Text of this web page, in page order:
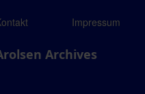
Impressum
Archives